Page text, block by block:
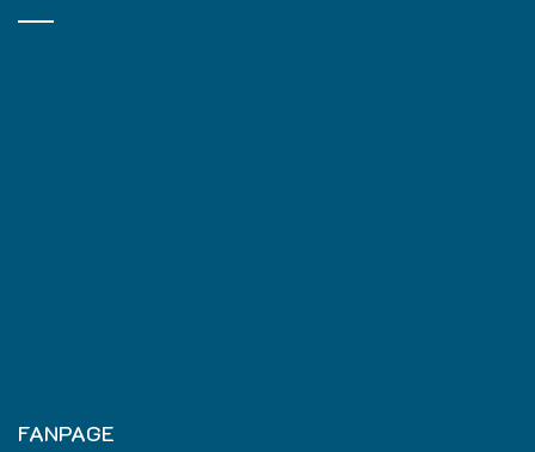
FANPAGE